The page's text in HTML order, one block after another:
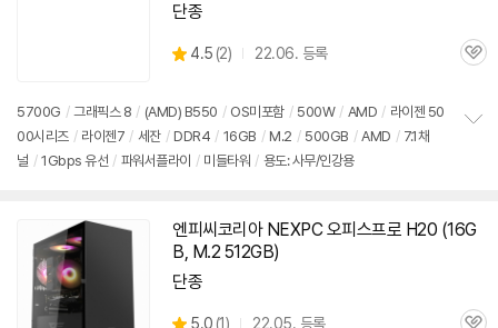
단종
별
4.5 (상
2) 22.06. 등록
관
5700G / 그래픽스 8 / (AMD) B550 / OS미포함 / 500W / AMD / 라이젠 50
00시리즈 / 라이젠7 / 세잔 / DDR4 / 16GB / M.2 / 500GB / AMD / 7.1채
널 / 1Gbps 유선 / 파워서플라이 / 미들타워 / 용도: 사무/인강용
기
엔피씨코리아 NEXPC 오피스프로 H20 (16G
B, M.2 512GB)
단종
5.0 (상
1) 22.05. 등록